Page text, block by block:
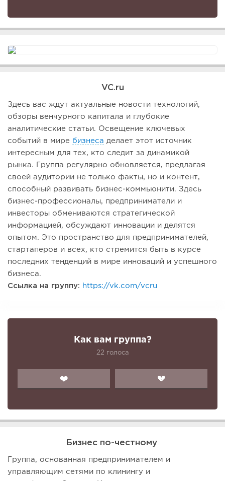
VC.ru
Здесь вас ждут актуальные новости технологий,
обзоры венчурного капитала и глубокие
аналитические статьи. Освещение ключевых
событий в мире бизнеса делает этот источник
интересным для тех, кто следит за динамикой
рынка. Группа регулярно обновляется, предлагая
своей аудитории не только факты, но и контент,
способный развивать бизнес-коммьюнити. Здесь
бизнес-профессионалы, предприниматели и
инвесторы обмениваются стратегической
информацией, обсуждают инновации и делятся
опытом. Это пространство для предпринимателей,
стартаперов и всех, кто стремится быть в курсе
последних тенденций в мире инноваций и успешного
бизнеса.
Ссылка на группу:
https://vk.com/vcru
Как вам группа?
22 голоса
❤️ 💔
Бизнес по-честному
Группа, основанная предпринимателем и
управляющим сетями по клинингу и